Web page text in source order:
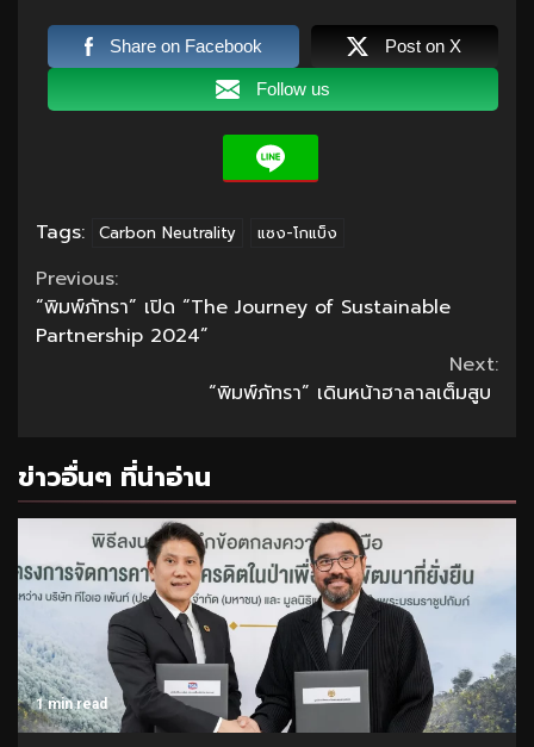
Share on Facebook Post on X
Follow us
Tags: Carbon Neutrality แซง-โกแบ็ง
Continue
Reading
Previous:
“พิมพ์ภัทรา” เปิด “The Journey of Sustainable
Partnership 2024”
Next:
“พิมพ์ภัทรา” เดินหน้าฮาลาลเต็มสูบ
ข่าวอื่นๆ ที่น่าอ่าน
1 min read